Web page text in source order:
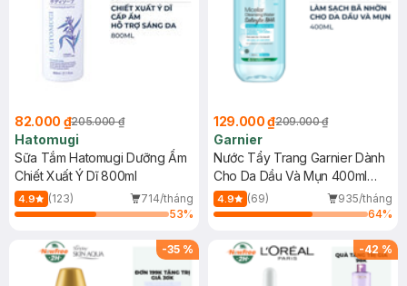
82.000 ₫205.000 ₫
Hatomugi
Sữa Tắm Hatomugi Dưỡng Ẩm
Chiết Xuất Ý Dĩ 800ml
4.9 (123)
714/tháng
53%
129.000 ₫209.000 ₫
Garnier
Nước Tẩy Trang Garnier Dành
Cho Da Dầu Và Mụn 400ml
(Mới)
4.9 (69)
935/tháng
64%
-35 % -42 %